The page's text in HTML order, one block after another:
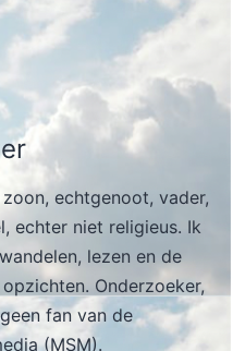
zoon, echtgenoot, vader,
echter niet religieus. Ik
lezen en de
Onderzoeker,
fan van de
(MSM).